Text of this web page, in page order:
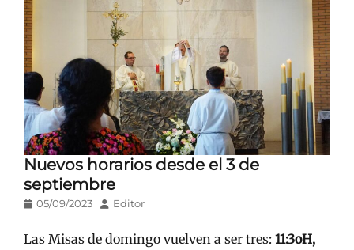
Nuevos horarios desde el 3 de
septiembre
Publicado
05/09/2023 AutorEditor
Las Misas de domingo vuelven a ser tres: 11:3oH,